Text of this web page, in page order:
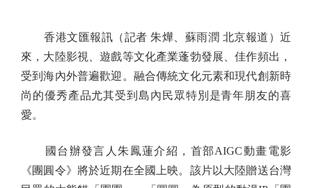
香港文匯報訊（記者 朱燁、蘇雨潤 北京報道）近
來，大陸影視、遊戲等文化產業蓬勃發展、佳作頻出，
受到海內外普遍歡迎。融合傳統文化元素和現代創新時
尚的優秀產品尤其受到島內民眾特別是青年朋友的喜
愛。
國台辦發言人朱鳳蓮介紹，首部AIGC動畫電影
《團圓令》將於近期在全國上映。該片以大陸贈送台灣